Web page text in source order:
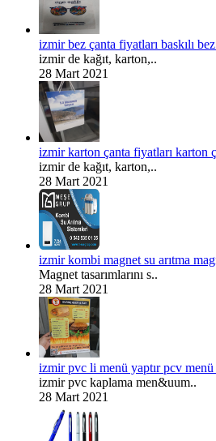
izmir bez çanta fiyatları baskılı
izmir de kağıt, karton,..
28 Mart 2021
izmir karton çanta fiyatları karton
izmir de kağıt, karton,..
28 Mart 2021
izmir kombi magnet su arıtma
Magnet tasarımlarını s..
28 Mart 2021
izmir pvc li menü yaptır pcv
izmir pvc kaplama men&uum..
28 Mart 2021